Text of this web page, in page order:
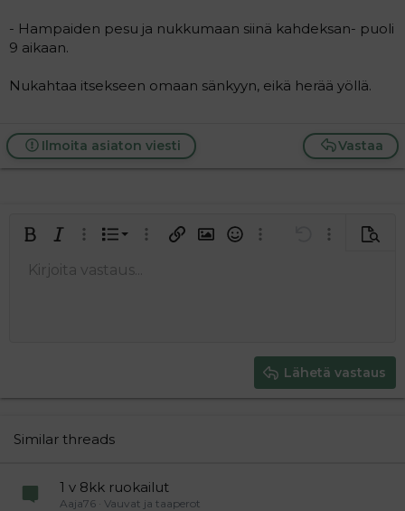
- Hampaiden pesu ja nukkumaan siinä kahdeksan- puoli
9 aikaan.
Nukahtaa itsekseen omaan sänkyyn, eikä herää yöllä.
Vastaa
Ilmoita asiaton viesti
LihavoituKursivoitu
Laajennettuun editoriin…
Lista
Järjestetty lista
Laajennettuun editoriin…
Lisää hyperlinkki
Lisää kuva
HymiötLaajennettuun
Kumoa
Fontin koko
9
26
Tekstiväri
KirjasintyyliArial
Yliviivaa
Tasaus Tasaa vasemmalle
Paragraph format
Normal
LainausLisää video/media
Lisää taulukko
Insert horizontal line
Tee uudelleen
BBCode-näkymä
Poista muotoilu
Luonnokset
Kirjoita vastaus...
Lähetä vastaus
Similar threads
1 v 8kk ruokailut
Aaja76 Vauvat ja taaperot